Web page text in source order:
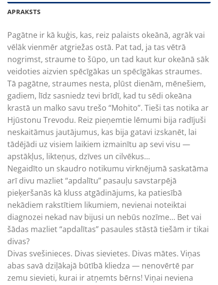
APRAKSTS
Pagātne ir kā kuģis, kas, reiz palaists okeānā, agrāk vai
vēlāk vienmēr atgriežas ostā. Pat tad, ja tas vētrā
nogrimst, straume to šūpo, un tad kaut kur okeānā sāk
veidoties aizvien spēcīgākas un spēcīgākas straumes.
Tā pagātne, straumes nesta, plūst dienām, mēnešiem,
gadiem, līdz sasniedz tevi brīdī, kad tu sēdi okeāna
krastā un malko savu trešo “Mohito”. Tieši tas notika ar
Hjūstonu Trevodu. Reiz pieņemtie lēmumi bija radījuši
neskaitāmus jautājumus, kas bija gatavi izskanēt, lai
tādējādi uz visiem laikiem izmainītu ap sevi visu —
apstākļus, likteņus, dzīves un cilvēkus…
Negaidīto un skaudro notikumu virknējumā saskatāma
arī divu mazliet “apdalītu” pasauļu savstarpējā
pieķeršanās kā kluss atgādinājums, ka patiesībā
nekādiem rakstītiem likumiem, nevienai noteiktai
diagnozei nekad nav bijusi un nebūs nozīme… Bet vai
šādas mazliet “apdalītas” pasaules stāstā tiešām ir tikai
divas?
Divas svešinieces. Divas sievietes. Divas mātes. Viņas
abas savā dziļākajā būtībā kliedza — nenovērtē par
zemu sievieti, kurai ir atņemts bērns! Viņai neviena